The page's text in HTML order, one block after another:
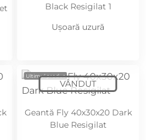
Black Resigilat 1
Ușoară uzură
Ultimul produs
Geantă Fly 40x30x20 Dark
Blue Resigilat